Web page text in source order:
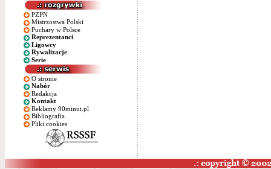
PZPN
Mistrzostwa Polski
Puchary w Polsce
Reprezentanci
Ligowcy
Rywalizacje
Serie
O stronie
Nabór
Redakcja
Kontakt
Reklamy 90minut.pl
Bibliografia
Pliki cookies